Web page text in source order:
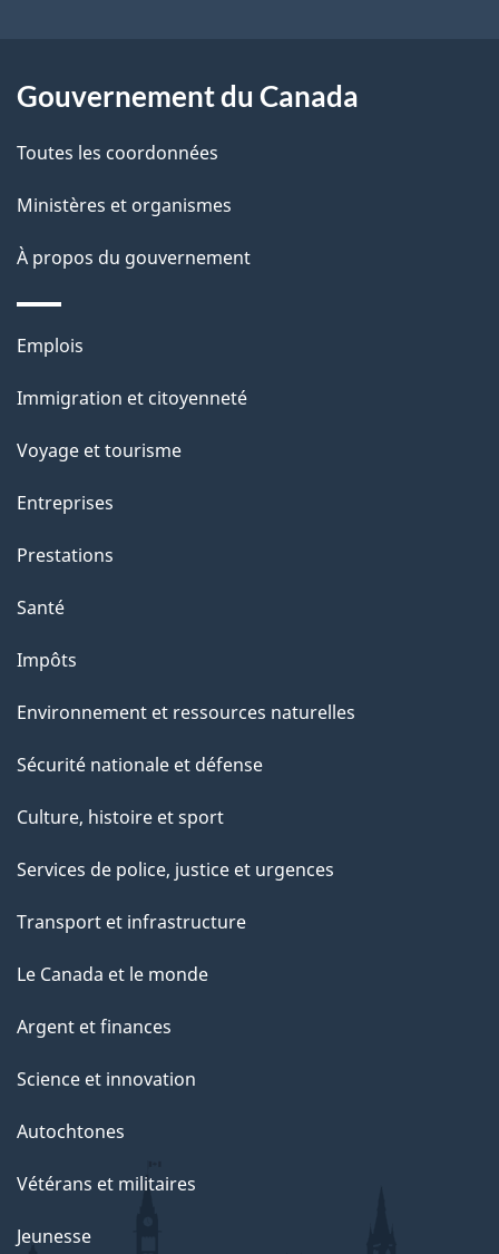
p
a
g
e
Gouvernement du Canada
Toutes les coordonnées
Ministères et organismes
À propos du gouvernement
Thèmes
sujets
Emplois
Immigration et citoyenneté
Voyage et tourisme
Entreprises
Prestations
Santé
Impôts
Environnement et ressources naturelles
Sécurité nationale et défense
Culture, histoire et sport
Services de police, justice et urgences
Transport et infrastructure
Le Canada et le monde
Argent et finances
Science et innovation
Autochtones
Vétérans et militaires
Jeunesse